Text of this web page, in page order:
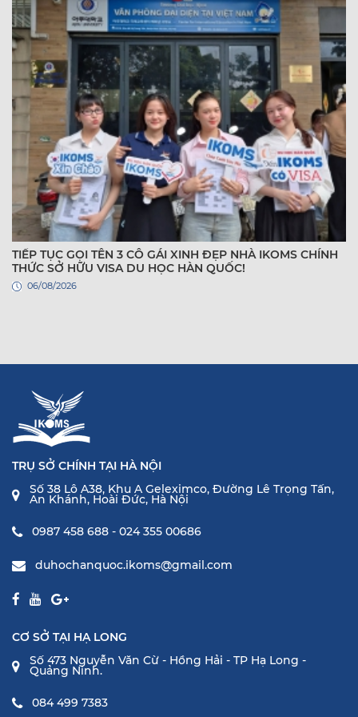
TIẾP TỤC GỌI TÊN 3 CÔ GÁI XINH ĐẸP NHÀ IKOMS CHÍNH
THỨC SỞ HỮU VISA DU HỌC HÀN QUỐC!
06/08/2026
TRỤ SỞ CHÍNH TẠI HÀ NỘI
Số 38 Lô A38, Khu A Geleximco, Đường Lê Trọng Tấn,
An Khánh, Hoài Đức, Hà Nội
0987 458 688 - 024 355 00686
duhochanquoc.ikoms@gmail.com
CƠ SỞ TẠI HẠ LONG
Số 473 Nguyễn Văn Cừ - Hồng Hải - TP Hạ Long -
Quảng Ninh.
084 499 7383